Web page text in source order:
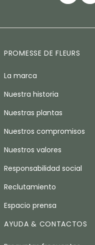
PROMESSE DE FLEURS
La marca
Nuestra historia
Nuestras plantas
Nuestros compromisos
Nuestros valores
Responsabilidad social
Reclutamiento
Espacio prensa
AYUDA & CONTACTOS